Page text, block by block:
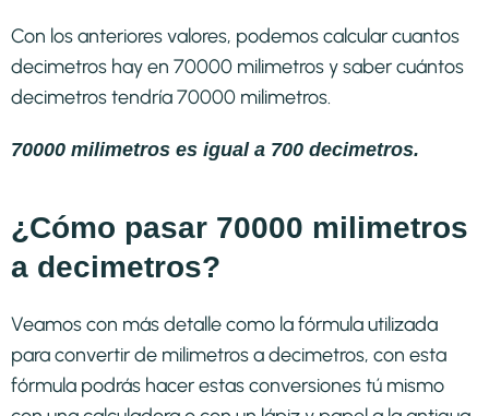
Con los anteriores valores, podemos calcular cuantos
decimetros hay en 70000 milimetros y saber cuántos
decimetros tendría 70000 milimetros.
70000 milimetros es igual a 700 decimetros.
¿Cómo pasar 70000 milimetros
a decimetros?
Veamos con más detalle como la fórmula utilizada
para convertir de milimetros a decimetros, con esta
fórmula podrás hacer estas conversiones tú mismo